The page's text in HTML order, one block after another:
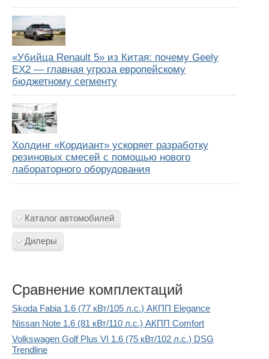
«Убийца Renault 5» из Китая: почему Geely
EX2 — главная угроза европейскому
бюджетному сегменту
Холдинг «Кордиант» ускоряет разработку
резиновых смесей с помощью нового
лабораторного оборудования
Каталог автомобилей
Дилеры
Сравнение комплектаций
Skoda Fabia 1.6 (77 кВт/105 л.с.) АКПП Elegance
Nissan Note 1.6 (81 кВт/110 л.с.) АКПП Comfort
Volkswagen Golf Plus VI 1.6 (75 кВт/102 л.с.) DSG
Trendline